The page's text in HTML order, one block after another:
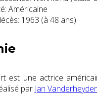
Américaine
1963 (à 48 ans)
est une actrice
par Jan